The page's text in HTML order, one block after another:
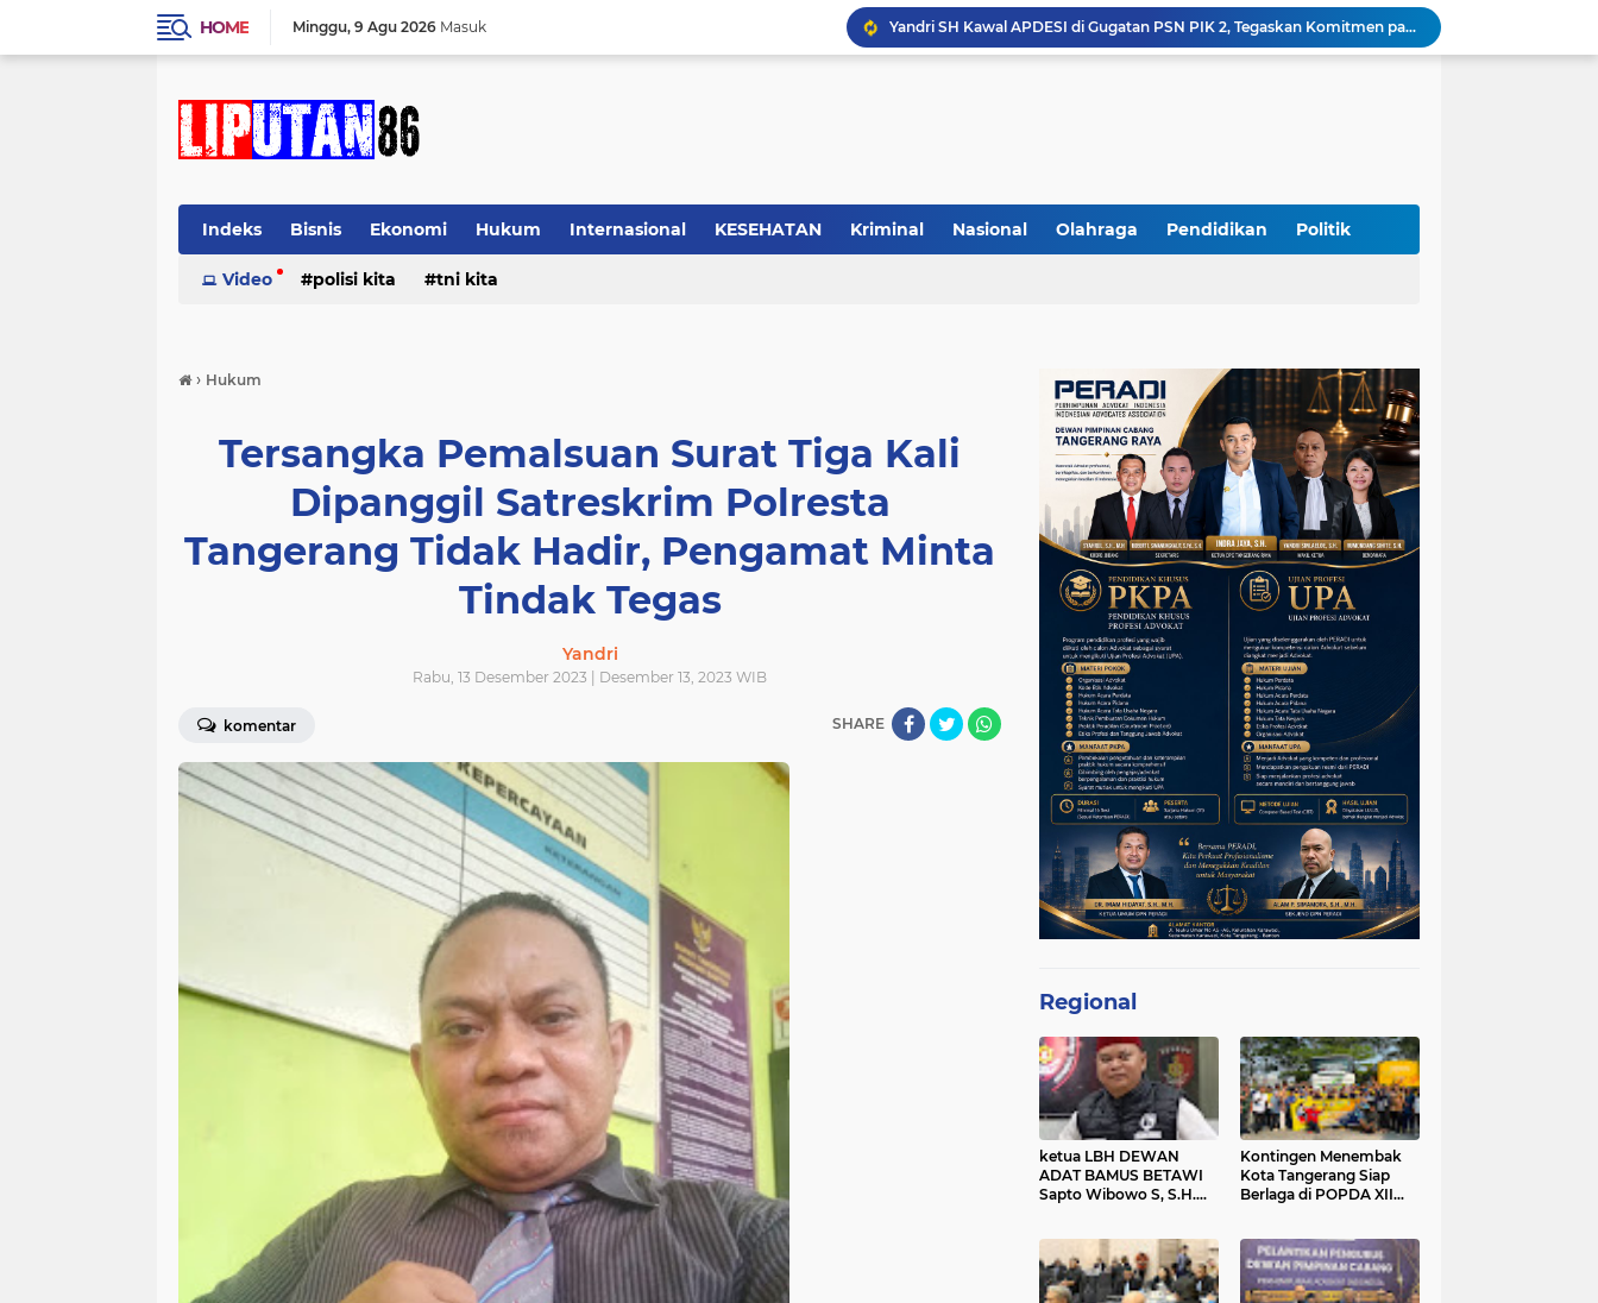
HOME Minggu 9 Agu 2026 Masuk Yandri SH Kawal APDESI di Gugatan PSN PIK 2, Tegaskan Komitmen pada Supremasi Hukum
Sidang PSN PIK 2 Memanas, Yandri SH Tampil sebagai Kuasa Hukum APDESI di PN Jakarta Pusat
Yandri SH Pimpin Perjuangan Hukum APDESI di Sidang PSN PIK 2, Soroti Kepastian Hukum
ketua LBH DEWAN ADAT BAMUS BETAWI Sapto Wibowo S, S.H. Jalih Pitoeng Salah Alamat Mengenai Statement di Media
Indeks Bisnis Ekonomi Hukum Internasional KESEHATAN Kriminal Nasional Olahraga Pendidikan Politik
Video polisi kita tni kita
› Hukum
Tersangka Pemalsuan Surat Tiga Kali
Dipanggil Satreskrim Polresta
Tangerang Tidak Hadir, Pengamat Minta
Tindak Tegas
Yandri
Rabu, 13 Desember 2023 | Desember 13, 2023 WIB
komentar SHARE
Regional
ketua LBH DEWAN
ADAT BAMUS BETAWI
Sapto Wibowo S, S.H.
Statement di Media
Kontingen Menembak
Kota Tangerang Siap
Berlaga di POPDA XII